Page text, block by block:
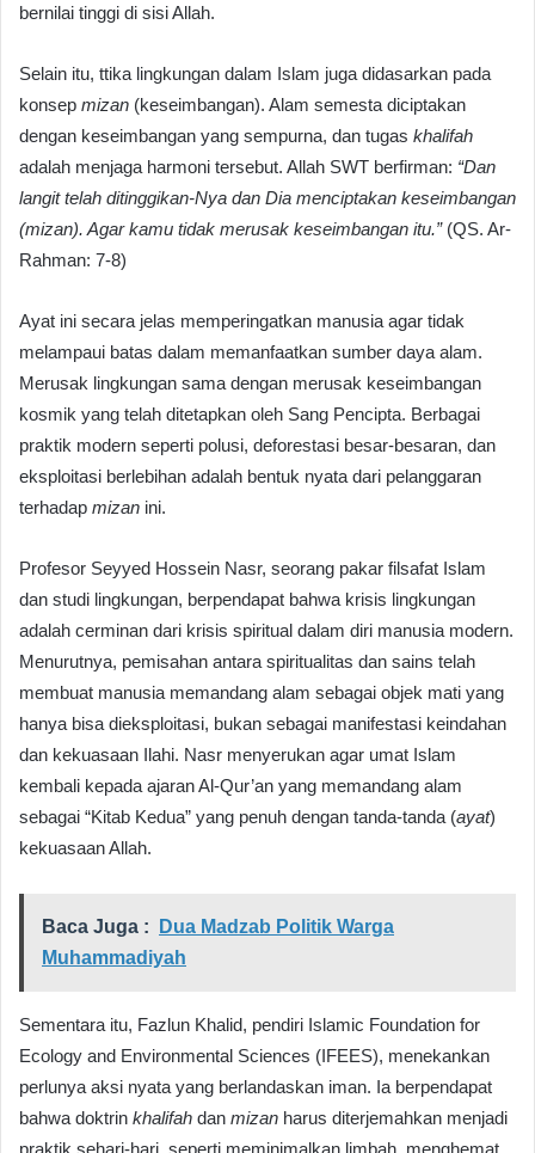
bernilai tinggi di sisi Allah.
Selain itu, ttika lingkungan dalam Islam juga didasarkan pada
konsep mizan (keseimbangan). Alam semesta diciptakan
dengan keseimbangan yang sempurna, dan tugas khalifah
adalah menjaga harmoni tersebut. Allah SWT berfirman: “Dan
langit telah ditinggikan-Nya dan Dia menciptakan keseimbangan
(mizan). Agar kamu tidak merusak keseimbangan itu.”(QS. Ar-
Rahman: 7-8)
Ayat ini secara jelas memperingatkan manusia agar tidak
melampaui batas dalam memanfaatkan sumber daya alam.
Merusak lingkungan sama dengan merusak keseimbangan
kosmik yang telah ditetapkan oleh Sang Pencipta. Berbagai
praktik modern seperti polusi, deforestasi besar-besaran, dan
eksploitasi berlebihan adalah bentuk nyata dari pelanggaran
terhadap mizan ini.
Profesor Seyyed Hossein Nasr, seorang pakar filsafat Islam
dan studi lingkungan, berpendapat bahwa krisis lingkungan
adalah cerminan dari krisis spiritual dalam diri manusia modern.
Menurutnya, pemisahan antara spiritualitas dan sains telah
membuat manusia memandang alam sebagai objek mati yang
hanya bisa dieksploitasi, bukan sebagai manifestasi keindahan
dan kekuasaan Ilahi. Nasr menyerukan agar umat Islam
kembali kepada ajaran Al-Qur’an yang memandang alam
sebagai “Kitab Kedua” yang penuh dengan tanda-tanda (ayat)
kekuasaan Allah.
Baca Juga :
Dua Madzab Politik Warga
Muhammadiyah
Sementara itu, Fazlun Khalid, pendiri Islamic Foundation for
Ecology and Environmental Sciences (IFEES), menekankan
perlunya aksi nyata yang berlandaskan iman. Ia berpendapat
bahwa doktrin khalifah dan mizan harus diterjemahkan menjadi
praktik sehari-hari, seperti meminimalkan limbah, menghemat